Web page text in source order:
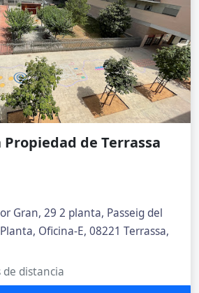
de Terrassa
Gran, 29 2 planta, Passeig del
Oficina-E, 08221 Terrassa,
distancia